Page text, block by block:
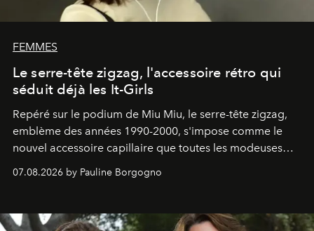
FEMMES
Le serre-tête zigzag, l'accessoire rétro qui
séduit déjà les It-Girls
Repéré sur le podium de Miu Miu, le serre-tête zigzag,
emblème des années 1990-2000, s'impose comme le
nouvel accessoire capillaire que toutes les modeuses
s'arrachent déjà.
07.08.2026 by Pauline Borgogno